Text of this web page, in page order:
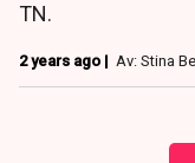
TN.
2 years ago | Av: Stina